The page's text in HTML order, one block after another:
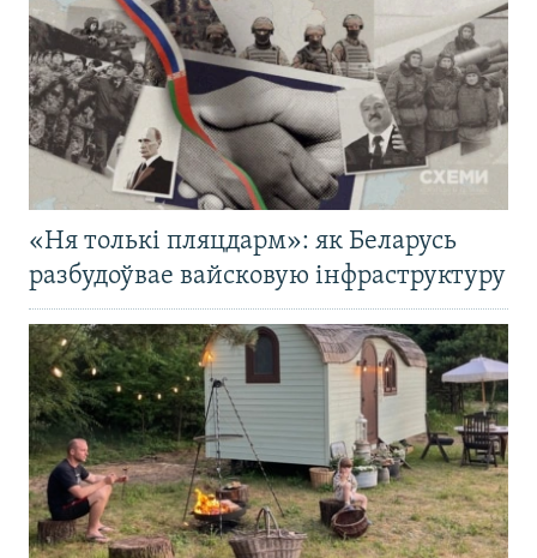
«Ня толькі пляцдарм»: як Беларусь
разбудоўвае вайсковую інфраструктуру